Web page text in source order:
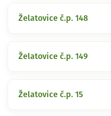
Želatovice č.p. 148
Želatovice č.p. 149
Želatovice č.p. 15